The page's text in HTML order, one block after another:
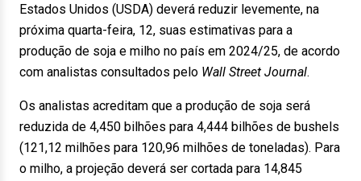
Estados Unidos (USDA) deverá reduzir levemente, na
próxima quarta-feira, 12, suas estimativas para a
produção de soja e milho no país em 2024/25, de acordo
com analistas consultados pelo Wall Street Journal.
Os analistas acreditam que a produção de soja será
reduzida de 4,450 bilhões para 4,444 bilhões de bushels
(121,12 milhões para 120,96 milhões de toneladas). Para
o milho, a projeção deverá ser cortada para 14,845